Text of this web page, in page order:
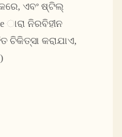
ଏବଂ ଷ୍ଟିଲ୍
ାରା ନିରବିହୀନ
ଚିକିତ୍ସା କରାଯାଏ,